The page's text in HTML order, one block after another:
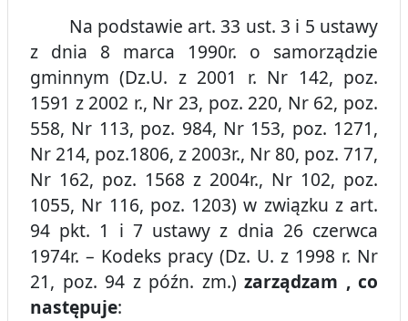
Na podstawie art. 33 ust. 3 i 5 ustawy
z dnia 8 marca 1990r. o samorządzie
gminnym (Dz.U. z 2001 r. Nr 142, poz.
1591 z 2002 r., Nr 23, poz. 220, Nr 62, poz.
558, Nr 113, poz. 984, Nr 153, poz. 1271,
Nr 214, poz.1806, z 2003r., Nr 80, poz. 717,
Nr 162, poz. 1568 z 2004r., Nr 102, poz.
1055, Nr 116, poz. 1203) w związku z art.
94 pkt. 1 i 7 ustawy z dnia 26 czerwca
1974r. – Kodeks pracy (Dz. U. z 1998 r. Nr
21, poz. 94 z późn. zm.) zarządzam , co
następuje: